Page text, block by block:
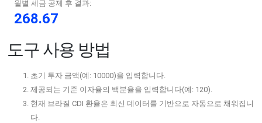
월별 세금 공제 후 결과:
268.67
도구 사용 방법
초기 투자 금액(예: 10000)을 입력합니다.
제공되는 기준 이자율의 백분율을 입력합니다(예: 120).
현재 브라질 CDI 환율은 최신 데이터를 기반으로 자동으로 채워집니
다.